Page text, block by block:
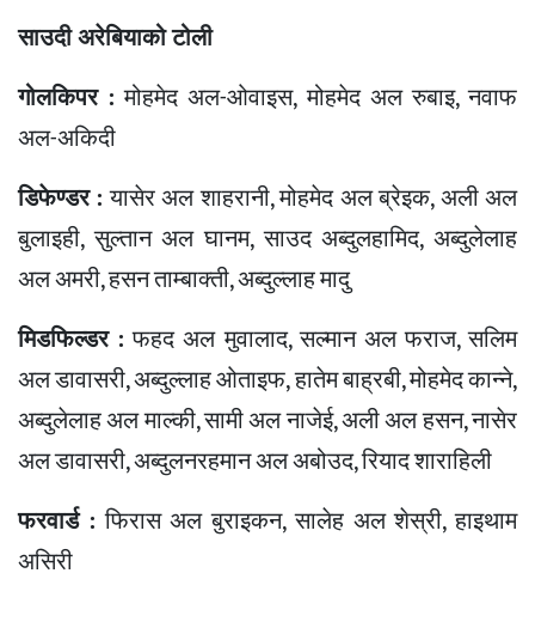
साउदी अरेबियाको टोली
गोलकिपर : मोहमेद अल-ओवाइस, मोहमेद अल रुबाइ, नवाफ
अल-अकिदी
डिफेण्डर :यासेर अल शाहरानी, मोहमेद अल ब्रेइक, अली अल
बुलाइही, सुल्तान अल घानम, साउद अब्दुलहामिद, अब्दुलेलाह
अल अमरी, हसन ताम्बाक्ती, अब्दुल्लाह मादु
मिडफिल्डर : फहद अल मुवालाद, सल्मान अल फराज, सलिम
अल डावासरी, अब्दुल्लाह ओताइफ, हातेम बाह्रबी, मोहमेद कान्ने,
अब्दुलेलाह अल माल्की, सामी अल नाजेई, अली अल हसन, नासेर
अल डावासरी, अब्दुलनरहमान अल अबोउद, रियाद शाराहिली
फरवार्ड : फिरास अल बुराइकन, सालेह अल शेस्री, हाइथाम
असिरी